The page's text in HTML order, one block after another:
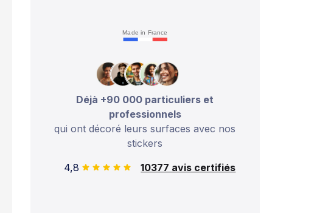
Made in France
Déjà +90 000 particuliers et
professionnels
qui ont décoré leurs surfaces avec nos
stickers
4,8
10377 avis certifiés